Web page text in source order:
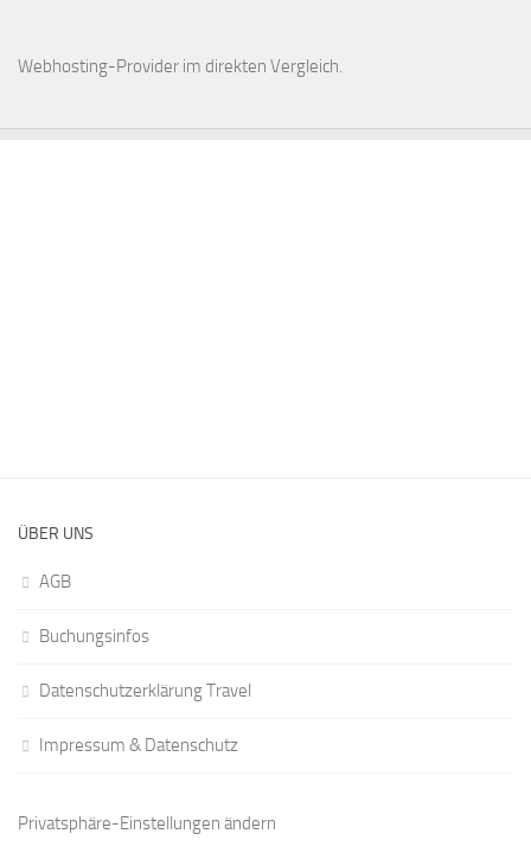
Webhosting-Provider im direkten Vergleich.
ÜBER UNS
AGB
Buchungsinfos
Datenschutzerklärung Travel
Impressum & Datenschutz
Privatsphäre-Einstellungen ändern